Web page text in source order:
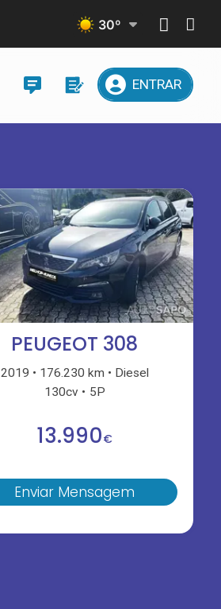
30º
ENTRAR
PEUGEOT 308
2019 176.230 km
Diesel
130cv
5P
13.990€
Enviar Mensagem